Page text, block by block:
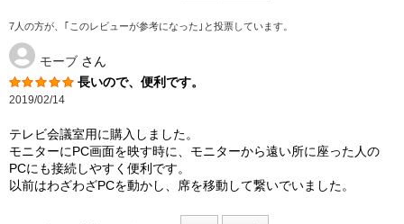
7人の方が、｢このレビューが参考になった｣と投票しています。
モーブ さん
長いので、便利です。
2019/02/14
テレビ会議室用に購入しました。
モニターにPC画面を映す時に、モニターから遠い所に座った人の
PCにも接続しやすく便利です。
以前はわざわざPCを動かし、席を移動して繋いでいました。